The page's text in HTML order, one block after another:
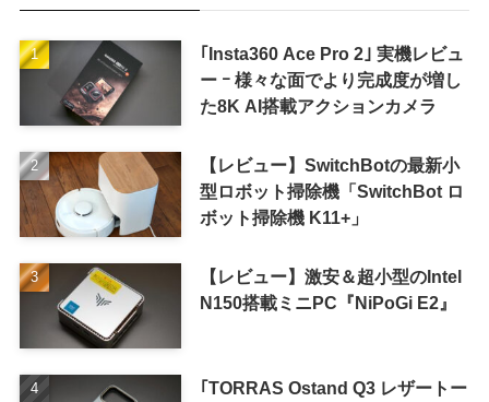
｢Insta360 Ace Pro 2｣ 実機レビュ
ー ｰ 様々な面でより完成度が増し
た8K AI搭載アクションカメラ
【レビュー】SwitchBotの最新小
型ロボット掃除機「SwitchBot ロ
ボット掃除機 K11+」
【レビュー】激安＆超小型のIntel
N150搭載ミニPC『NiPoGi E2』
｢TORRAS Ostand Q3 レザートー